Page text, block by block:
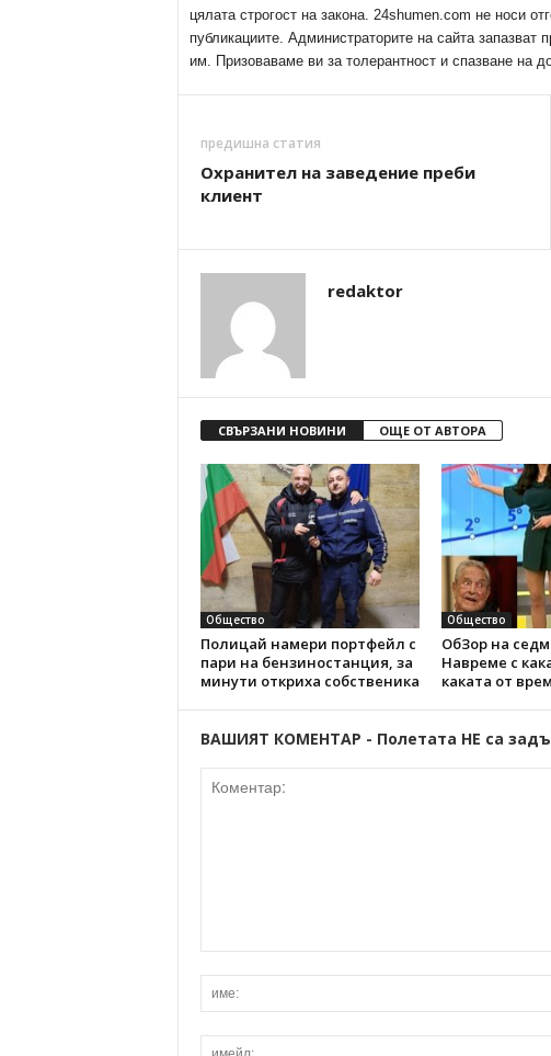
цялата строгост на закона. 24shumen.com не носи
публикациите. Администраторите на сайта запазват
им. Призоваваме ви за толерантност и спазване на
предишна статия
Охранител на заведение преби
клиент
redaktor
СВЪРЗАНИ НОВИНИ ОЩЕ ОТ АВТОРА
Общество
Полицай намери портфейл с
пари на бензиностанция, за
минути откриха собственика
Общество
ОбЗор на
Навреме с
каката от
ВАШИЯТ КОМЕНТАР - Полетата НЕ са